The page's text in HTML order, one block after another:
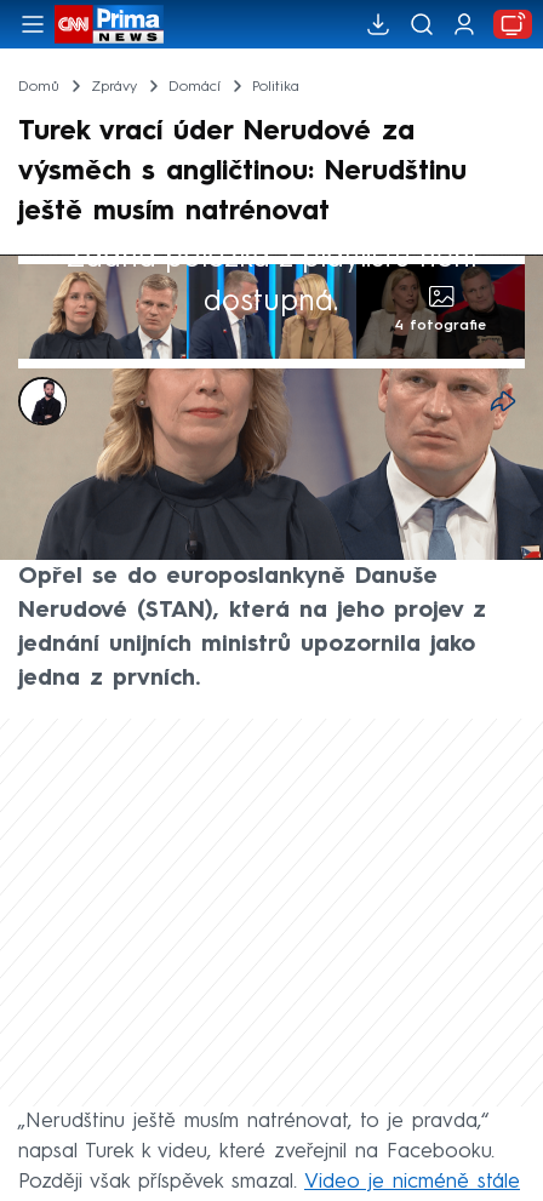
Domů Zprávy Domácí Politika
Turek vrací úder Nerudové za
výsměch s angličtinou: Nerudštinu
ještě musím natrénovat
Žádná položka z playlistu není
dostupná.
4 fotografie
Marek Veselý
18. bře 2026, 08:21
Poslanec Filip Turek (za Motoristy), který na
sociálních sítích čelí posměchu za svou
anglickou výslovnost, přešel do protiútoku.
Opřel se do europoslankyně Danuše
Nerudové (STAN), která na jeho projev z
jednání unijních ministrů upozornila jako
jedna z prvních.
„Nerudštinu ještě musím natrénovat, to je pravda,“
napsal Turek k videu, které zveřejnil na Facebooku.
Později však příspěvek smazal. Video je nicméně stále